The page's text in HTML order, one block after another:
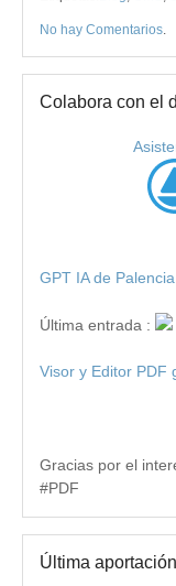
No hay Comentarios.
Colabora con el
GPT IA de Palencia.
Última entrada :
Visor y Editor PDF
Gracias por el
#PDF
Última